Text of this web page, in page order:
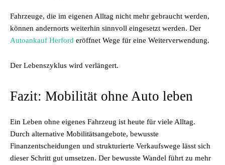
Fahrzeuge, die im eigenen Alltag nicht mehr gebraucht werden,
können andernorts weiterhin sinnvoll eingesetzt werden. Der
Autoankauf Herford eröffnet Wege für eine Weiterverwendung.
Der Lebenszyklus wird verlängert.
Fazit: Mobilität ohne Auto leben
Ein Leben ohne eigenes Fahrzeug ist heute für viele Alltag.
Durch alternative Mobilitätsangebote, bewusste
Finanzentscheidungen und strukturierte Verkaufswege lässt sich
dieser Schritt gut umsetzen. Der bewusste Wandel führt zu mehr